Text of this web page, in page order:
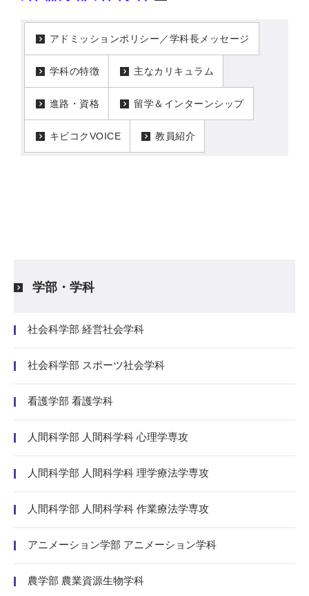
アドミッションポリシー／学科長メッセージ
学科の特徴 主なカリキュラム
進路・資格 留学＆インターンシップ
キビコクVOICE 教員紹介
学部・学科
社会科学部 経営社会学科
社会科学部 スポーツ社会学科
看護学部 看護学科
人間科学部 人間科学科 心理学専攻
人間科学部 人間科学科 理学療法学専攻
人間科学部 人間科学科 作業療法学専攻
アニメーション学部 アニメーション学科
農学部 農業資源生物学科